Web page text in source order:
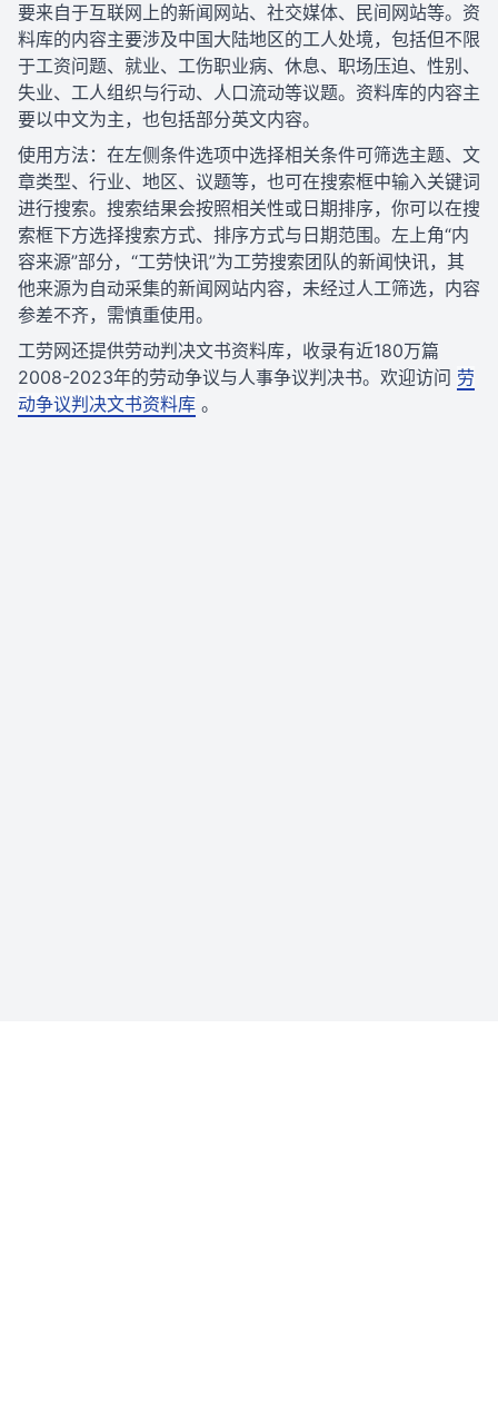
要来自于互联网上的新闻网站、社交媒体、民间网站等。资
料库的内容主要涉及中国大陆地区的工人处境，包括但不限
于工资问题、就业、工伤职业病、休息、职场压迫、性别、
失业、工人组织与行动、人口流动等议题。资料库的内容主
要以中文为主，也包括部分英文内容。
使用方法：在左侧条件选项中选择相关条件可筛选主题、文
章类型、行业、地区、议题等，也可在搜索框中输入关键词
进行搜索。搜索结果会按照相关性或日期排序，你可以在搜
索框下方选择搜索方式、排序方式与日期范围。左上角“内
容来源”部分，“工劳快讯”为工劳搜索团队的新闻快讯，其
他来源为自动采集的新闻网站内容，未经过人工筛选，内容
参差不齐，需慎重使用。
工劳网还提供劳动判决文书资料库，收录有近180万篇
2008-2023年的劳动争议与人事争议判决书。欢迎访问 劳
动争议判决文书资料库 。